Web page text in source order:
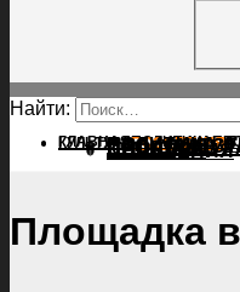
Найти:
ГЛАВНАЯПОЛИТИКА
КУЛЬТУРАПОСЕЛЕНИЯ
ПОЛИТИКА
СПОРТ
КУЛЬТУРА
ПОСЕЛЕНИЯ
Площадка